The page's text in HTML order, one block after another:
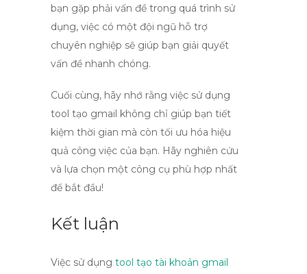
bạn gặp phải vấn đề trong quá trình sử
dụng, việc có một đội ngũ hỗ trợ
chuyên nghiệp sẽ giúp bạn giải quyết
vấn đề nhanh chóng.
Cuối cùng, hãy nhớ rằng việc sử dụng
tool tạo gmail không chỉ giúp bạn tiết
kiệm thời gian mà còn tối ưu hóa hiệu
quả công việc của bạn. Hãy nghiên cứu
và lựa chọn một công cụ phù hợp nhất
để bắt đầu!
Kết luận
Việc sử dụng tool tạo tài khoản gmail